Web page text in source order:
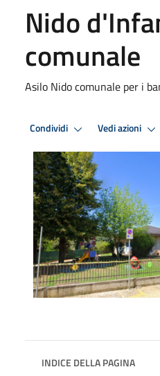
Nido
comunale
Asilo Nido comunale per i
Condividi Vedi azioni
INDICE DELLA PAGINA